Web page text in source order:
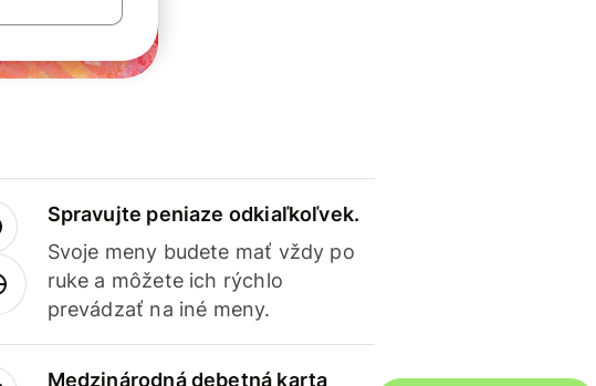
Spravujte peniaze odkiaľkoľvek.
Svoje meny budete mať vždy po
ruke a môžete ich rýchlo
prevádzať na iné meny.
Medzinárodná debetná karta